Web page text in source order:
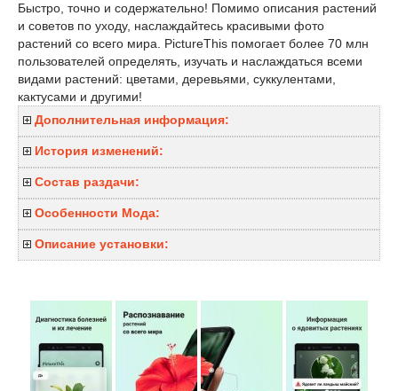
Быстро, точно и содержательно! Помимо описания растений
и советов по уходу, наслаждайтесь красивыми фото
растений со всего мира. PictureThis помогает более 70 млн
пользователей определять, изучать и наслаждаться всеми
видами растений: цветами, деревьями, суккулентами,
кактусами и другими!
Дополнительная информация:
История изменений:
Состав раздачи:
Особенности Мода:
Описание установки: